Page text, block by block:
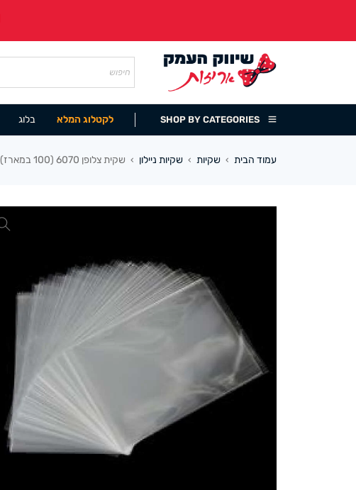
SHOP BY CATEGORIES לקטלוג המלא בלוג
עמוד הבית › שקיות › שקיות ניילון › שקית צלופן 6070 (100 במארז)